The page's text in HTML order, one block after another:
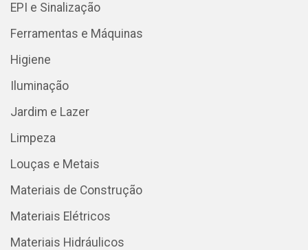
EPI e Sinalização
Ferramentas e Máquinas
Higiene
Iluminação
Jardim e Lazer
Limpeza
Louças e Metais
Materiais de Construção
Materiais Elétricos
Materiais Hidráulicos